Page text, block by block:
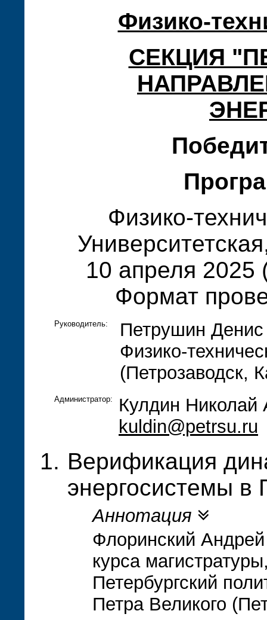
Физико-
СЕКЦИЯ
Физико-
10 апреля 2025
Формат
Руководитель:
Петрушин Денис
Физико-
(Петрозаводск,
Администратор:
Кулдин Николай
kuldin@petrsu.ru
Верификация
энергосистемы в
Аннотация
Флоринский
курса
Петербургский
Петра Великого